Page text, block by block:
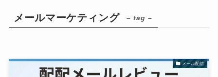
メールマーケティング – tag –
メール配信